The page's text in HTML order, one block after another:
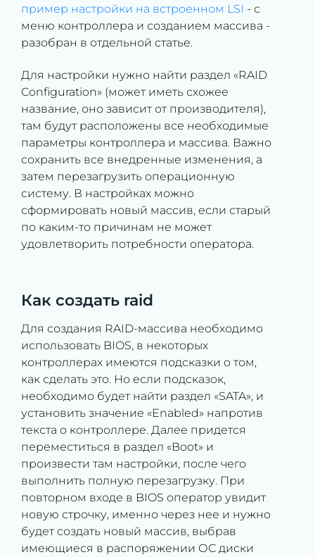
пример настройки на встроенном LSI - с
меню контроллера и созданием массива -
разобран в отдельной статье.
Для настройки нужно найти раздел «RAID
Configuration» (может иметь схожее
название, оно зависит от производителя),
там будут расположены все необходимые
параметры контроллера и массива. Важно
сохранить все внедренные изменения, а
затем перезагрузить операционную
систему. В настройках можно
сформировать новый массив, если старый
по каким-то причинам не может
удовлетворить потребности оператора.
Как создать raid
Для создания RAID-массива необходимо
использовать BIOS, в некоторых
контроллерах имеются подсказки о том,
как сделать это. Но если подсказок,
необходимо будет найти раздел «SATA», и
установить значение «Enabled» напротив
текста о контроллере. Далее придется
переместиться в раздел «Boot» и
произвести там настройки, после чего
выполнить полную перезагрузку. При
повторном входе в BIOS оператор увидит
новую строчку, именно через нее и нужно
будет создать новый массив, выбрав
имеющиеся в распоряжении ОС диски